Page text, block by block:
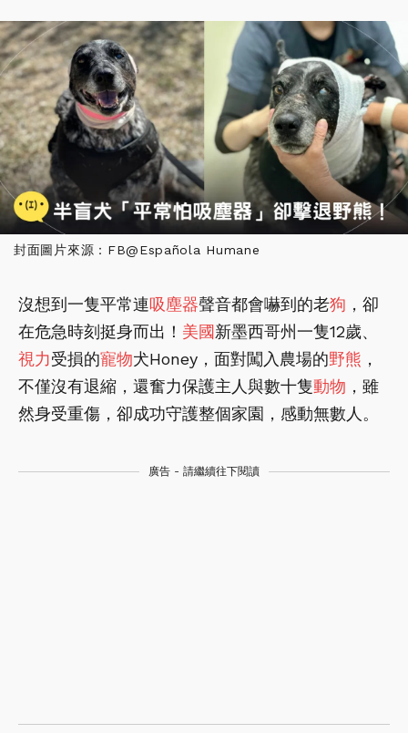
封面圖片來源：FB@Española Humane
沒想到一隻平常連吸塵器聲音都會嚇到的老狗 ，卻
在危急時刻挺身而出！ 美國新墨西哥州一隻12歲、
視力受損的寵物犬Honey，面對闖入農場的野熊 ，
不僅沒有退縮，還奮力保護主人與數十隻動物 ，雖
然身受重傷，卻成功守護整個家園，感動無數人。
廣告 - 請繼續往下閱讀